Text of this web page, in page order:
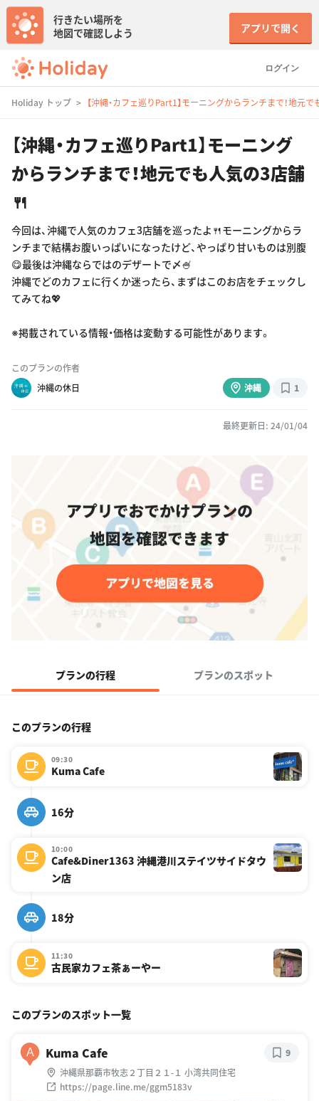
ログイン
行きたい場所を
地図で確認しよう
アプリで開く
Holiday トップ 【沖縄・カフェ巡りPart1】モーニングからランチまで！地元
【沖縄・カフェ巡りPart1】モーニング
からランチまで！地元でも人気の3店舗
🍴
今回は、沖縄で人気のカフェ3店舗を巡ったよ🍴モーニングからラ
ンチまで結構お腹いっぱいになったけど、やっぱり甘いものは別腹
😋最後は沖縄ならではのデザートで〆🍧
沖縄でどのカフェに行くか迷ったら、まずはこのお店をチェックし
てみてね💖
※掲載されている情報・価格は変動する可能性があります。
このプランの作者
沖縄の休日
沖縄 1
最終更新日: 24/01/04
プランの行程 プランのスポット
このプランの行程
09:30
Kuma Cafe
16分
10:00
Cafe&Diner1363 沖縄港川ステイツサイドタウ
ン店
18分
11:30
古民家カフェ茶ぁーやー
このプランのスポット一覧
A Kuma Cafe
沖縄県那覇市牧志２丁目２１-１ 小湾共同住宅
https://page.line.me/ggm5183v
9